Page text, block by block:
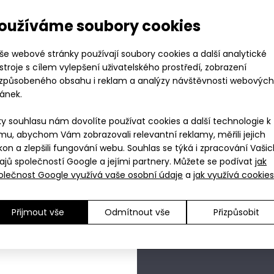
soubory cookies
webové stránky používají soubory cookies a další analytické
s cílem vylepšení uživatelského prostředí, zobrazení
obsahu i reklam a analýzy návštěvnosti webových
souhlasu nám dovolíte používat cookies a další technologie k
abychom Vám zobrazovali relevantní reklamy, měřili jejich
a zlepšili fungování webu. Souhlas se týká i zpracování
společností Google a jejími partnery. Můžete se podívat jak
Google využívá vaše osobní údaje a jak využívá cookies
Přijmout vše Odmítnout vše Přizpůsobit
1 999
Vyberte
XS
Dejte
S
L
XL
Dejte
XXL
Tabulka
velikostí
Nákupem získáváte